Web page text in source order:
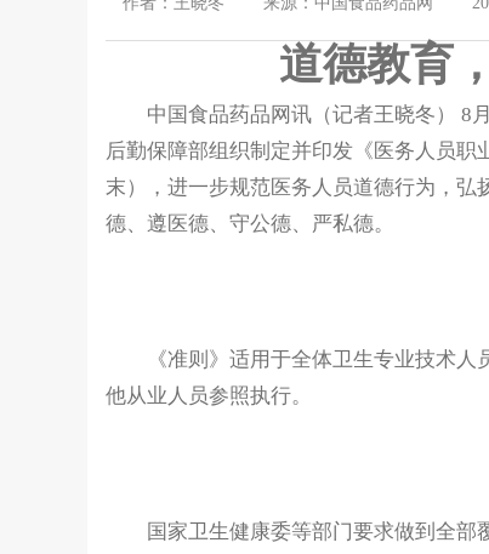
道德教育
中国食品药品网讯（记者王晓冬） 8月
后勤保障部组织制定并印发《医务人员
末），进一步规范医务人员道德行为，
德、遵医德、守公德、严私德。
《准则》适用于全体卫生专业技术人
他从业人员参照执行。
国家卫生健康委等部门要求做到全部